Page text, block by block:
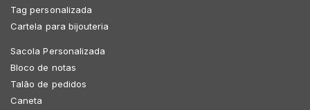
Tag personalizada
Cartela para bijouteria
Sacola Personalizada
Bloco de notas
Talão de pedidos
Caneta